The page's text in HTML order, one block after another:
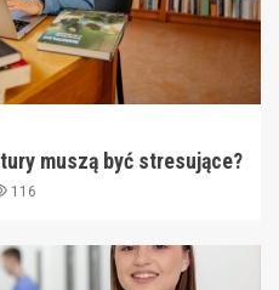
muszą być stresujące?
116